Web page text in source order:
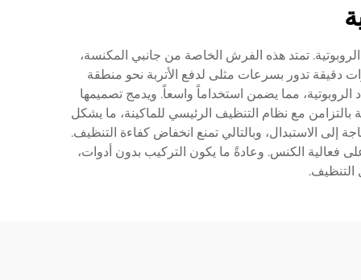
تمتد هذه الفرش الخاصة من جانبي المكنسة،
دقيقة تدور بسرعات مثلى لدفع الأتربة نحو منطقة
مما يضمن استخداماً واسعاً. ويدمج تصميمها
مع نظام التنظيف الرئيسي للماكينة، ما يشكل
الحاجة إلى الاستبدال، وبالتالي تمنع انخفاض كفاءة التنظيف.
فعالية الكنس. وعادةً ما يكون التركيب بدون أدوات،
التنظيف.